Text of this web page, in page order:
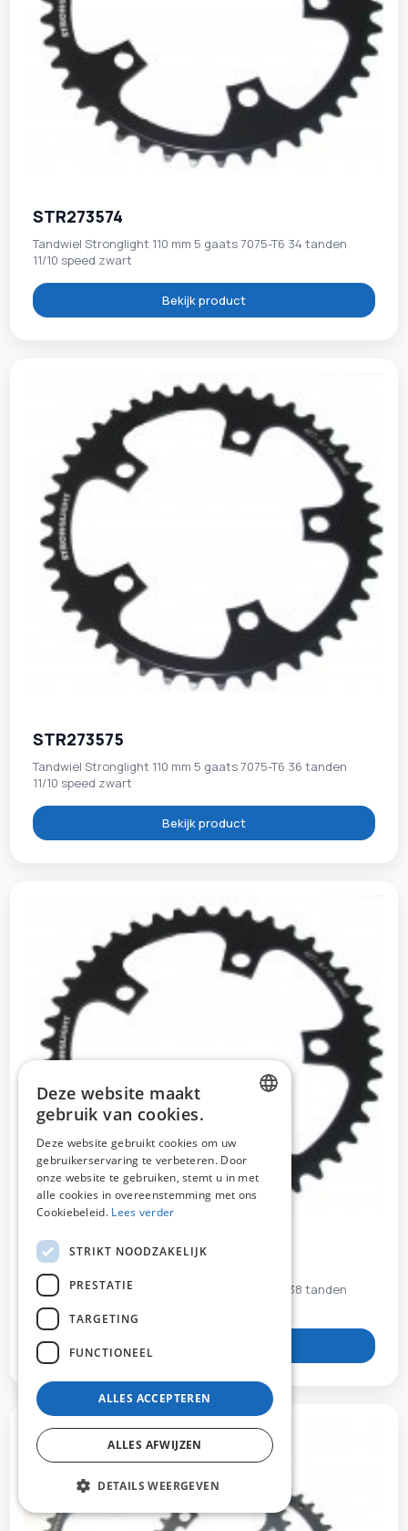
STR273574
Tandwiel Stronglight 110 mm 5 gaats 7075-T6 34 tanden
11/10 speed zwart
Bekijk product
STR273575
Tandwiel Stronglight 110 mm 5 gaats 7075-T6 36 tanden
11/10 speed zwart
Bekijk product
STR273576
Tandwiel Stronglight 110 mm 5 gaats 7075-T6 38 tanden
11/10 speed zwart
FRENCH
ENGLISH
Deze website maakt
gebruik van cookies.
Deze website gebruikt cookies om uw
gebruikerservaring te verbeteren. Door
onze website te gebruiken, stemt u in met
alle cookies in overeenstemming met ons
Cookiebeleid. Lees verder
STRIKT NOODZAKELIJK
PRESTATIE
TARGETING
FUNCTIONEEL
ALLES ACCEPTEREN
ALLES AFWIJZEN
DETAILS WEERGEVEN